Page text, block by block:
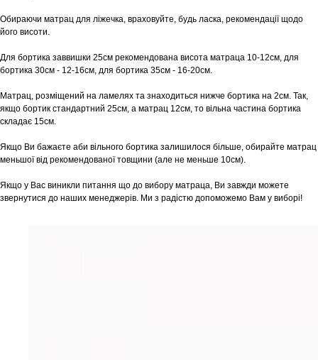
Обираючи матрац для ліжечка, враховуйте, будь ласка, рекомендації щодо
його висоти.
Для бортика заввишки 25см рекомендована висота матраца 10-12см, для
бортика 30см - 12-16см, для бортика 35см - 16-20см.
Матрац, розміщений на ламелях та знаходиться нижче бортика на 2см. Так,
якщо бортик стандартний 25см, а матрац 12см, то вільна частина бортика
складає 15см.
Якщо Ви бажаєте аби вільного бортика залишилося більше, обирайте матрац
меньшої від рекомендованої товщини (але не меньше 10см).
Якщо у Вас виникли питання що до вибору матраца, Ви завжди можете
звернутися до наших менеджерів. Ми з радістю допоможемо Вам у виборі!